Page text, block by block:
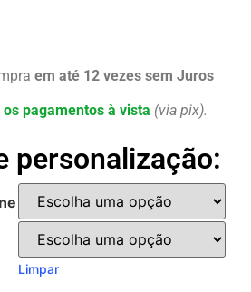
em até 12 vezes sem Juros
os pagamentos à vista (via pix).
personalização:
Limpar